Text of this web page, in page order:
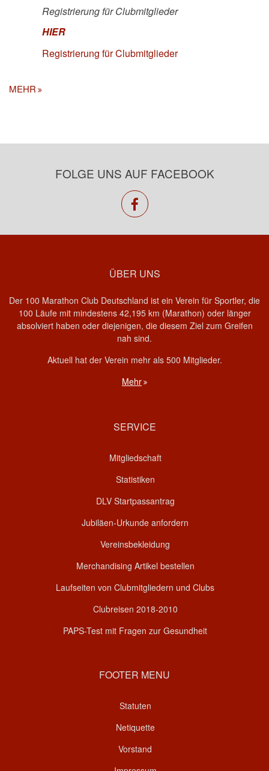
Registrierung für Clubmitglieder
HIER
Registrierung für Clubmitglieder
MEHR
FOLGE UNS AUF FACEBOOK
facebook
ÜBER UNS
Der 100 Marathon Club Deutschland ist ein Verein für Sportler, die
100 Läufe mit mindestens 42,195 km (Marathon) oder länger
absolviert haben oder diejenigen, die diesem Ziel zum Greifen
nah sind.
Aktuell hat der Verein mehr als 500 Mitglieder.
Mehr
SERVICE
Mitgliedschaft
Statistiken
DLV Startpassantrag
Jubiläen-Urkunde anfordern
Vereinsbekleidung
Merchandising Artikel bestellen
Laufseiten von Clubmitgliedern und Clubs
Clubreisen 2018-2010
PAPS-Test mit Fragen zur Gesundheit
FOOTER MENU
Statuten
Netiquette
Vorstand